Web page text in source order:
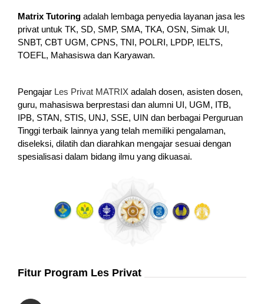
Matrix Tutoring adalah lembaga penyedia layanan jasa les
privat untuk TK, SD, SMP, SMA, TKA, OSN, Simak UI,
SNBT, CBT UGM, CPNS, TNI, POLRI, LPDP, IELTS,
TOEFL, Mahasiswa dan Karyawan.
Pengajar Les Privat MATRIX adalah dosen, asisten dosen,
guru, mahasiswa berprestasi dan alumni UI, UGM, ITB,
IPB, STAN, STIS, UNJ, SSE, UIN dan berbagai Perguruan
Tinggi terbaik lainnya yang telah memiliki pengalaman,
diseleksi, dilatih dan diarahkan mengajar sesuai dengan
spesialisasi dalam bidang ilmu yang dikuasai.
Fitur Program Les Privat